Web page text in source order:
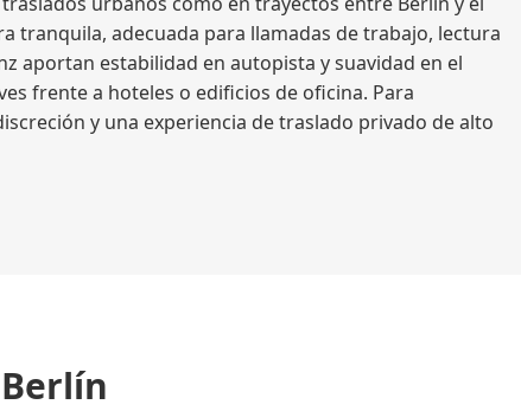
tranquila, adecuada para llamadas de trabajo, lectura
aportan estabilidad en autopista y suavidad en el
frente a hoteles o edificios de oficina. Para
y una experiencia de traslado privado de alto